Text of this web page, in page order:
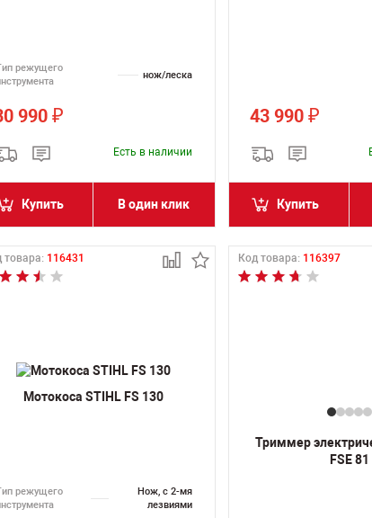
режущего
нож/леска
990 ₽
Есть в наличии
Купить В один клик
43 990 ₽
Купить
товара: 116431
Мотокоса STIHL FS 130
режущего
Нож, с 2-мя
лезвиями
Код товара: 116397
Триммер
FSE 81